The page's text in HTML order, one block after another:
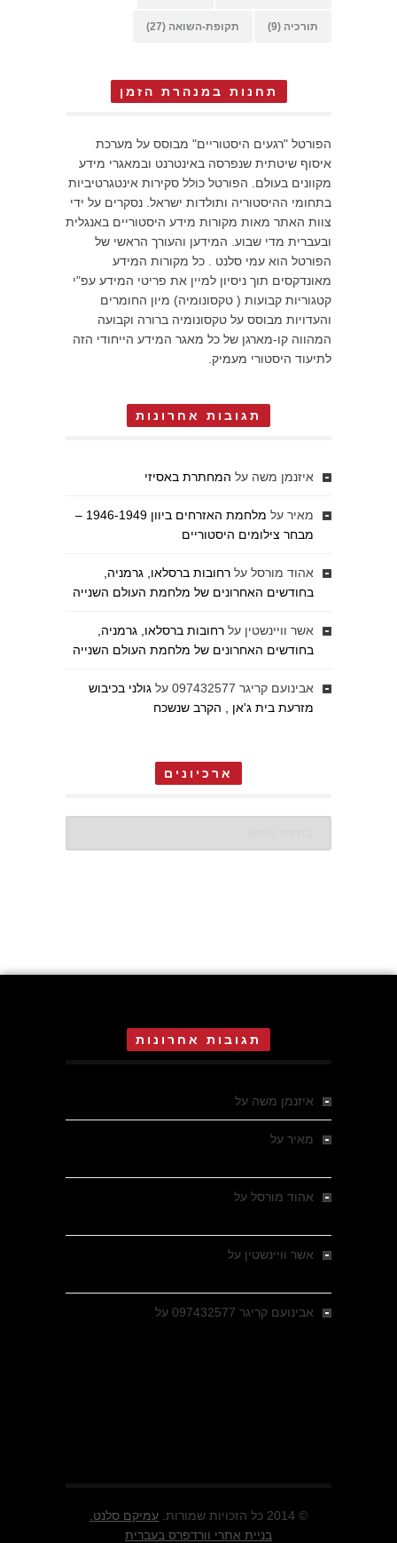
תורכיה (9) תקופת-השואה (27)
תחנות במנהרת הזמן
הפורטל "רגעים היסטוריים" מבוסס על מערכת
איסוף שיטתית שנפרסה באינטרנט ובמאגרי מידע
מקוונים בעולם. הפורטל כולל סקירות אינטגרטיביות
בתחומי ההיסטוריה ותולדות ישראל. נסקרים על ידי
צוות האתר מאות מקורות מידע היסטוריים באנגלית
ובעברית מדי שבוע. המידען והעורך הראשי של
הפורטל הוא עמי סלנט . כל מקורות המידע
מאונדקסים תוך ניסיון למיין את פריטי המידע עפ"י
קטגוריות קבועות ( טקסונומיה) מיון החומרים
והעדויות מבוסס על טקסונומיה ברורה וקבועה
המהווה קו-מארגן של כל מאגר המידע הייחודי הזה
לתיעוד היסטורי מעמיק.
תגובות אחרונות
איזנמן משה על המחתרת באסיזי
מאיר על
מלחמת האזרחים ביוון 1946-1949 –
מבחר צילומים היסטוריים
אהוד מורסל על רחובות ברסלאו, גרמניה,
בחודשים האחרונים של מלחמת העולם השנייה
אשר וויינשטין על רחובות ברסלאו, גרמניה,
בחודשים האחרונים של מלחמת העולם השנייה
אבינועם קריגר 097432577 על גולני בכיבוש
מזרעת בית ג'אן , הקרב שנשכח
ארכיונים
תגובות אחרונות
איזנמן משה על
מאיר על
אהוד מורסל על
אשר וויינשטין על
אבינועם קריגר 097432577 על
© 2014 כל הזכויות שמורות.
עמיקם סלנט.
בניית אתרי וורדפרס בעברית